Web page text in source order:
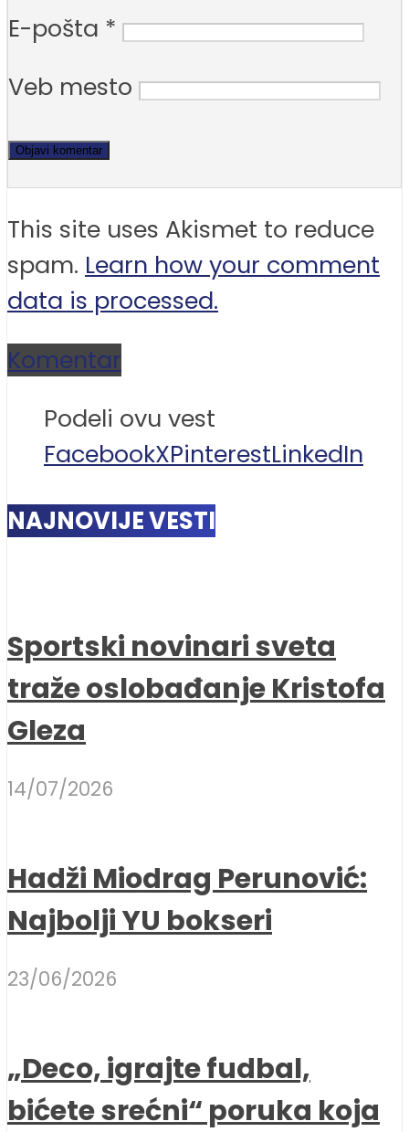
E-pošta *
Veb mesto
This site uses Akismet to reduce
spam. Learn how your comment
data is processed.
Komentar
Podeli ovu vest
FacebookXPinterestLinkedIn
NAJNOVIJE VESTI
Sportski novinari sveta
traže oslobađanje Kristofa
Gleza
14/07/2026
Hadži Miodrag Perunović:
Najbolji YU bokseri
23/06/2026
„Deco, igrajte fudbal,
bićete srećni“ poruka koja